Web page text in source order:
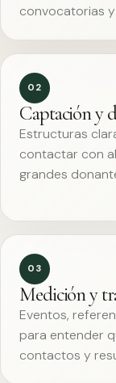
convocatorias
02
Captación y
Estructuras
contactar con
grandes
03
Medición y
Eventos,
para entender
contactos y